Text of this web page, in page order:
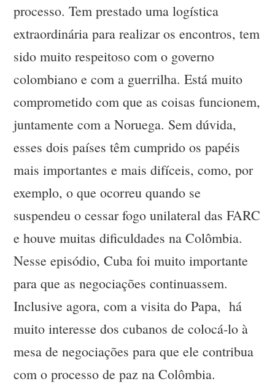
processo. Tem prestado uma logística
extraordinária para realizar os encontros, tem
sido muito respeitoso com o governo
colombiano e com a guerrilha. Está muito
comprometido com que as coisas funcionem,
juntamente com a Noruega. Sem dúvida,
esses dois países têm cumprido os papéis
mais importantes e mais difíceis, como, por
exemplo, o que ocorreu quando se
suspendeu o cessar fogo unilateral das FARC
e houve muitas dificuldades na Colômbia.
Nesse episódio, Cuba foi muito importante
para que as negociações continuassem.
Inclusive agora, com a visita do Papa, há
muito interesse dos cubanos de colocá-lo à
mesa de negociações para que ele contribua
com o processo de paz na Colômbia.